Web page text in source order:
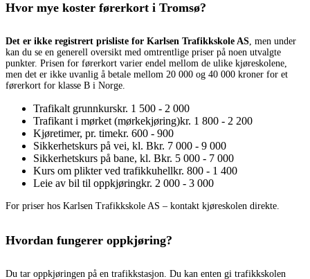
Hvor mye koster førerkort i Tromsø?
Det er ikke registrert prisliste for Karlsen Trafikkskole AS, men under
kan du se en generell oversikt med omtrentlige priser på noen utvalgte
punkter. Prisen for førerkort varier endel mellom de ulike kjøreskolene,
men det er ikke uvanlig å betale mellom 20 000 og 40 000 kroner for et
førerkort for klasse B i Norge.
Trafikalt grunnkurskr. 1 500 - 2 000
Trafikant i mørket (mørkekjøring)kr. 1 800 - 2 200
Kjøretimer, pr. timekr. 600 - 900
Sikkerhetskurs på vei, kl. Bkr. 7 000 - 9 000
Sikkerhetskurs på bane, kl. Bkr. 5 000 - 7 000
Kurs om plikter ved trafikkuhellkr. 800 - 1 400
Leie av bil til oppkjøringkr. 2 000 - 3 000
For priser hos Karlsen Trafikkskole AS – kontakt kjøreskolen direkte.
Hvordan fungerer oppkjøring?
Du tar oppkjøringen på en trafikkstasjon. Du kan enten gi trafikkskolen